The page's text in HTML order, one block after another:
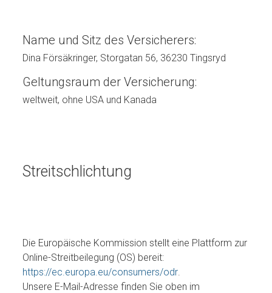
Name und Sitz des Versicherers:
Dina Försäkringer, Storgatan 56, 36230 Tingsryd
Geltungsraum der Versicherung:
weltweit, ohne USA und Kanada
Streitschlichtung
Die Europäische Kommission stellt eine Plattform zur
Online-Streitbeilegung (OS) bereit:
https://ec.europa.eu/consumers/odr.
Unsere E-Mail-Adresse finden Sie oben im